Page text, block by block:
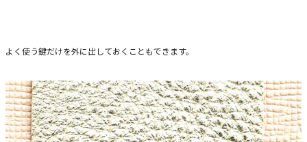
よく使う鍵だけを外に出しておくこともできます。